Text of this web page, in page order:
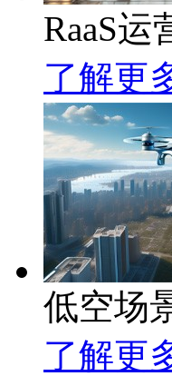
RaaS
了解更
低空场
了解更